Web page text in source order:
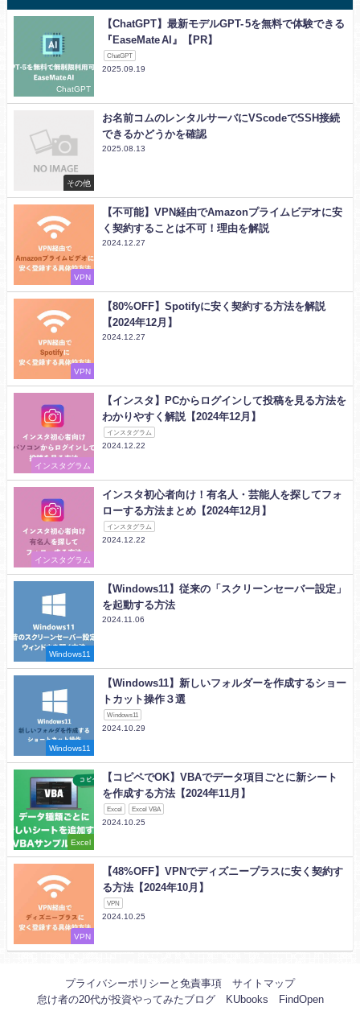
ChatGPT
【ChatGPT】最新モデルGPT- 5を無料で体験できる
『EaseMate AI』【PR】
ChatGPT
2025.09.19
その他
お名前コムのレンタルサーバにVScodeでSSH接続
できるかどうかを確認
2025.08.13
VPN
【不可能】VPN経由でAmazonプライムビデオに安
く契約することは不可！理由を解説
2024.12.27
VPN
【80%OFF】Spotifyに安く契約する方法を解説
【2024年12月】
2024.12.27
インスタグラム
【インスタ】PCからログインして投稿を見る方法を
わかりやすく解説【2024年12月】
インスタグラム
2024.12.22
インスタグラム
インスタ初心者向け！有名人・芸能人を探してフォ
ローする方法まとめ【2024年12月】
インスタグラム
2024.12.22
Windows11
【Windows11】従来の「スクリーンセーバー設定」
を起動する方法
2024.11.06
Windows11
【Windows11】新しいフォルダーを作成するショー
トカット操作３選
Windows11
2024.10.29
Excel
【コピペでOK】VBAでデータ項目ごとに新シート
を作成する方法【2024年11月】
Excel Excel VBA
2024.10.25
VPN
【48%OFF】VPNでディズニープラスに安く契約す
る方法【2024年10月】
VPN
2024.10.25
プライバシーポリシーと免責事項
サイトマップ
怠け者の20代が投資やってみたブログ
KUbooks FindOpen